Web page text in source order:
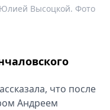
Высоцкой. Фото
что после
Андреем